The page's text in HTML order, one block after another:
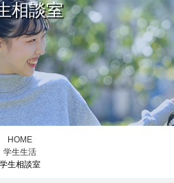
相談室
HOME
学生生活
学生相談室